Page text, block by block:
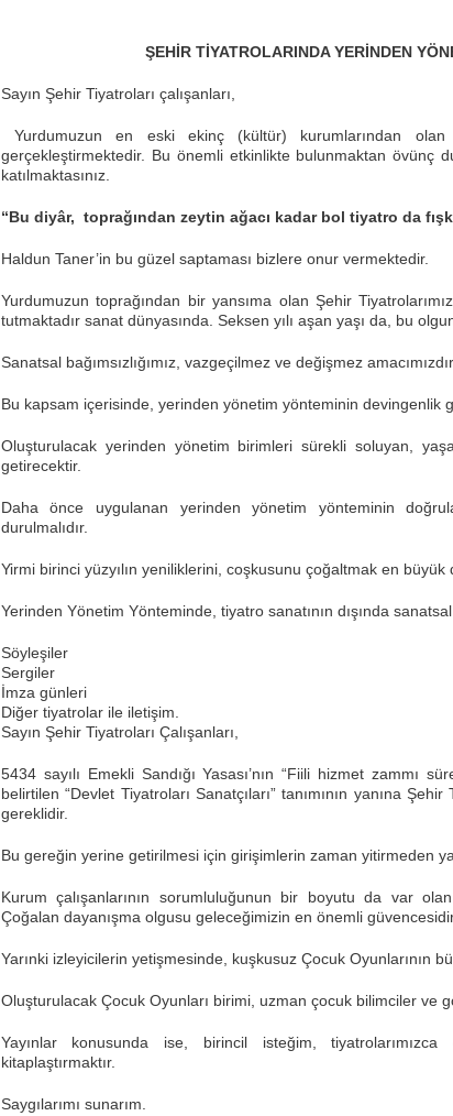
ŞEHİR TİYATROLARINDA YERİNDEN
Sayın Şehir Tiyatroları çalışanları,
Yurdumuzun en eski ekinç (kültür) kurumlarından olan
gerçekleştirmektedir. Bu önemli etkinlikte bulunmaktan övünç
katılmaktasınız.
“Bu diyâr, toprağından zeytin ağacı kadar bol tiyatro da
Haldun Taner’in bu güzel saptaması bizlere onur vermektedir.
Yurdumuzun toprağından bir yansıma olan Şehir
tutmaktadır sanat dünyasında. Seksen yılı aşan yaşı da, bu
Sanatsal bağımsızlığımız, vazgeçilmez ve değişmez amacımızdır.
Bu kapsam içerisinde, yerinden yönetim yönteminin devingenlik
Oluşturulacak yerinden yönetim birimleri sürekli soluyan,
getirecektir.
Daha önce uygulanan yerinden yönetim yönteminin
durulmalıdır.
Yirmi birinci yüzyılın yeniliklerini, coşkusunu çoğaltmak en büyük
Yerinden Yönetim Yönteminde, tiyatro sanatının dışında
Söyleşiler
Sergiler
İmza günleri
Diğer tiyatrolar ile iletişim.
Sayın Şehir Tiyatroları Çalışanları,
5434 sayılı Emekli Sandığı Yasası’nın “Fiili hizmet zammı
belirtilen “Devlet Tiyatroları Sanatçıları” tanımının yanına
gereklidir.
Bu gereğin yerine getirilmesi için girişimlerin zaman yitirmeden
Kurum çalışanlarının sorumluluğunun bir boyutu da var olan
Çoğalan dayanışma olgusu geleceğimizin en önemli
Yarınki izleyicilerin yetişmesinde, kuşkusuz Çocuk Oyunlarının
Oluşturulacak Çocuk Oyunları birimi, uzman çocuk bilimciler ve
Yayınlar konusunda ise, birincil isteğim, tiyatrolarımızca
kitaplaştırmaktır.
Saygılarımı sunarım.